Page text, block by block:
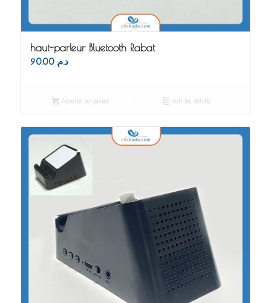
haut-parleur Bluetooth Rabat
د.م. 90.00
Ajouter au panier Voir les détails